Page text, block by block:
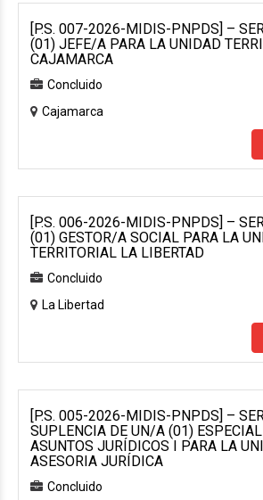
[P.S. 007-2026-MIDIS-PNPDS] –
(01) JEFE/A PARA LA UNIDAD
CAJAMARCA
Concluido
Cajamarca
[P.S. 006-2026-MIDIS-PNPDS] –
(01) GESTOR/A SOCIAL PARA LA
TERRITORIAL LA LIBERTAD
Concluido
La Libertad
[P.S. 005-2026-MIDIS-PNPDS] –
SUPLENCIA DE UN/A (01)
ASUNTOS JURÍDICOS I PARA LA
ASESORIA JURÍDICA
Concluido